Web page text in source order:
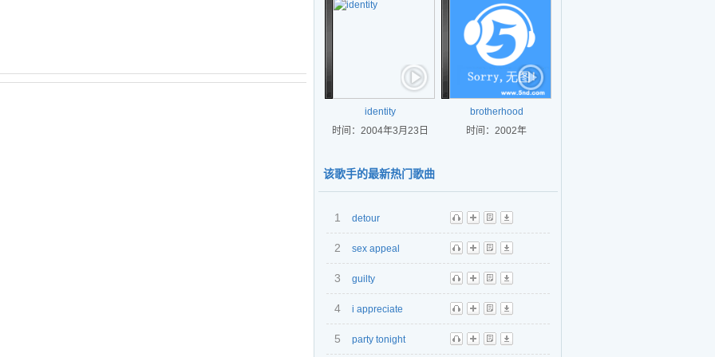
identity
时间：2004年3月23日
brotherhood
时间：2002年
该歌手的最新热门歌曲
1
detour
听
播 歌 下
2
sex appeal
听
播 歌 下
3
guilty
听
播 歌 下
4
i appreciate
听
播 歌 下
5
party tonight
听
播 歌 下